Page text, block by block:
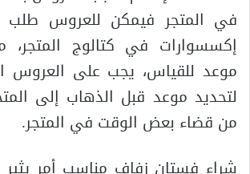
في المتجر فيمكن للعروس
إكسسوارات في كتالوج
موعد للقياس، يجب على العروس
لتحديد موعد قبل الذهاب إلى
من قضاء بعض الوقت في المتجر.